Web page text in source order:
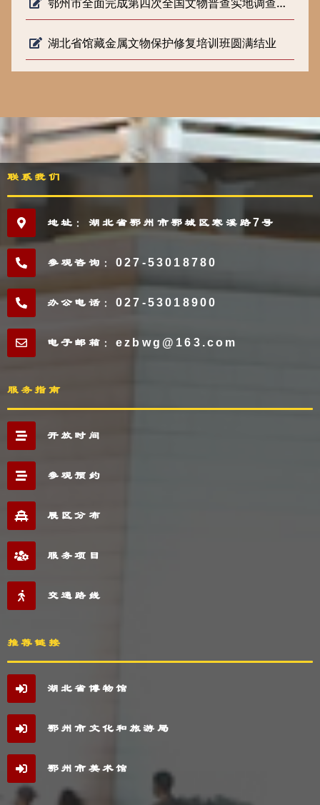
湖北省馆藏金属文物保护修复培训班圆满结业
联系我们
地址：湖北省鄂州市鄂城区寒溪路7号
参观咨询：027-53018780
办公电话：027-53018900
电子邮箱：ezbwg@163.com
服务指南
开放时间
参观预约
展区分布
服务项目
交通路线
推荐链接
湖北省博物馆
鄂州市文化和旅游局
鄂州市美术馆